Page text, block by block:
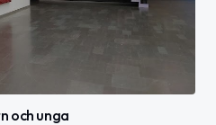
och unga